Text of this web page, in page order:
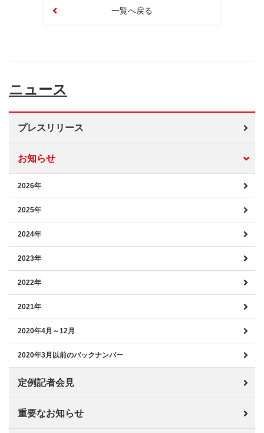
一覧へ戻る
ニュース
プレスリリース
お知らせ
2026年
2025年
2024年
2023年
2022年
2021年
2020年4月～12月
2020年3月以前のバックナンバー
定例記者会見
重要なお知らせ